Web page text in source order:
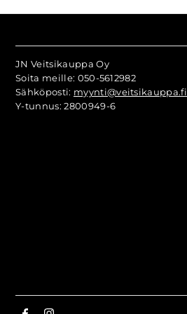
JN Veitsikauppa Oy
Soita meille: 050-5612982
Sähköposti: myynti@veitsikauppa.fi
Y-tunnus: 2800949-6